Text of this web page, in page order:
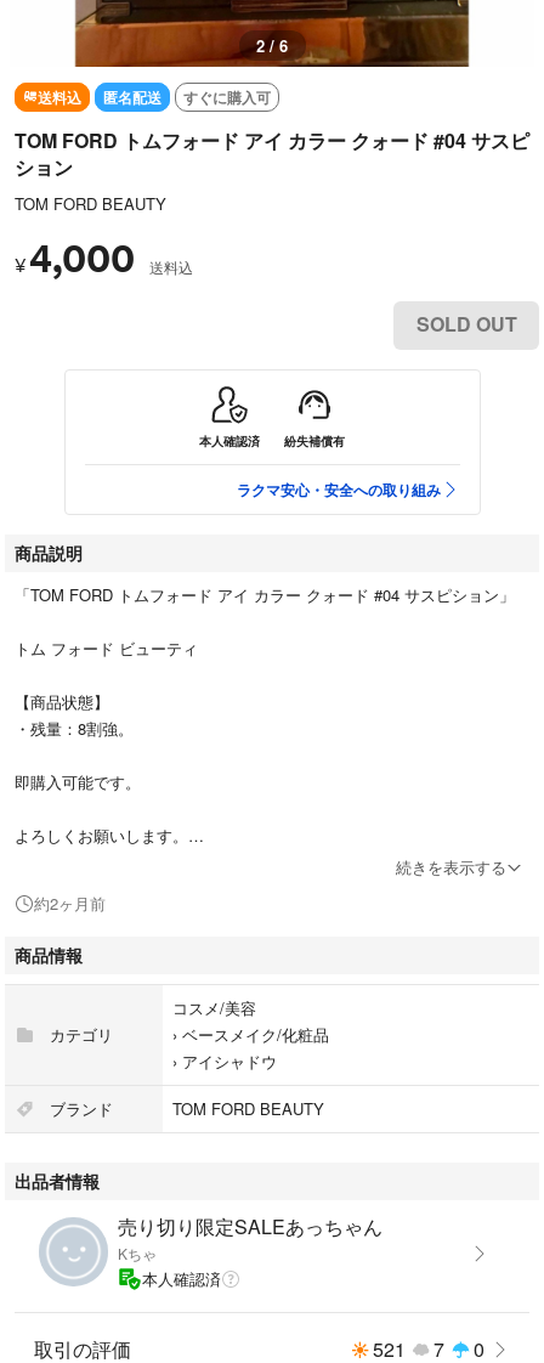
2 / 6
送料込 匿名配送 すぐに購入可
TOM FORD トムフォード アイ カラー クォード #04 サスピ
ション
TOM FORD BEAUTY
¥4,000 送料込
SOLD OUT
本人確認済 紛失補償有
ラクマ安心・安全への取り組み
商品説明
「TOM FORD トムフォード アイ カラー クォード #04 サスピション」
トム フォード ビューティ
【商品状態】
・残量：8割強。
即購入可能です。
よろしくお願いします。
#ベースメイク/化粧品
#アイシャドウ
#メイクアップ
続きを表示する
約2ヶ月前
商品情報
カテゴリ
コスメ/美容
› ベースメイク/化粧品
› アイシャドウ
ブランド TOM FORD BEAUTY
出品者情報
売り切り限定SALEあっちゃん
Kちゃ
本人確認済
取引の評価 521 7 0